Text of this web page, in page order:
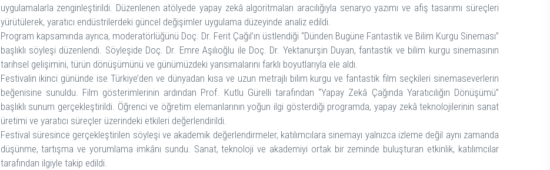
uygulamalarla zenginleştirildi. Düzenlenen atölyede yapay zekâ algoritmaları aracılığıyla senaryo yazımı ve afiş tasarımı süreçleri
yürütülerek, yaratıcı endüstrilerdeki güncel değişimler uygulama düzeyinde analiz edildi.
Program kapsamında ayrıca, moderatörlüğünü Doç. Dr. Ferit Çağıl’ın üstlendiği “Dünden Bugüne Fantastik ve Bilim Kurgu Sineması”
başlıklı söyleşi düzenlendi. Söyleşide Doç. Dr. Emre Aşılıoğlu ile Doç. Dr. Yektanurşin Duyan, fantastik ve bilim kurgu sinemasının
tarihsel gelişimini, türün dönüşümünü ve günümüzdeki yansımalarını farklı boyutlarıyla ele aldı.
Festivalin ikinci gününde ise Türkiye’den ve dünyadan kısa ve uzun metrajlı bilim kurgu ve fantastik film seçkileri sinemaseverlerin
beğenisine sunuldu. Film gösterimlerinin ardından Prof. Kutlu Gürelli tarafından “Yapay Zekâ Çağında Yaratıcılığın Dönüşümü”
başlıklı sunum gerçekleştirildi. Öğrenci ve öğretim elemanlarının yoğun ilgi gösterdiği programda, yapay zekâ teknolojilerinin sanat
üretimi ve yaratıcı süreçler üzerindeki etkileri değerlendirildi.
Festival süresince gerçekleştirilen söyleşi ve akademik değerlendirmeler, katılımcılara sinemayı yalnızca izleme değil aynı zamanda
düşünme, tartışma ve yorumlama imkânı sundu. Sanat, teknoloji ve akademiyi ortak bir zeminde buluşturan etkinlik, katılımcılar
tarafından ilgiyle takip edildi.